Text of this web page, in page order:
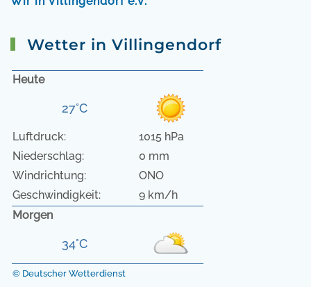
Wetter in Villingendorf
Heute
27°C
Luftdruck:
1015 hPa
Niederschlag:
0 mm
Windrichtung:
ONO
Geschwindigkeit:
9 km/h
Morgen
34°C
© Deutscher Wetterdienst